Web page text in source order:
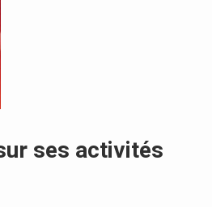
ses activités